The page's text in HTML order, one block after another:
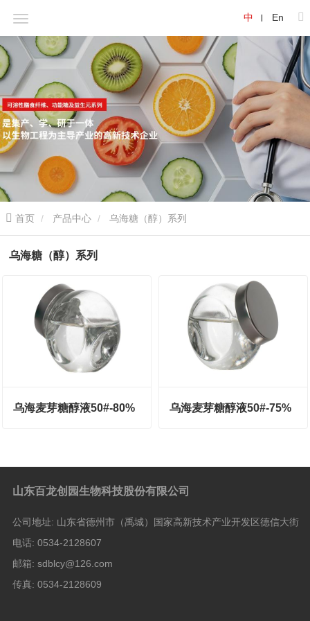
中 En
首页 产品中心 乌海糖（醇）系列
乌海糖（醇）系列
乌海麦芽糖醇液50#-80% 乌海麦芽糖醇液50#-75%
山东百龙创园生物科技股份有限公司
公司地址: 山东省德州市（禹城）国家高新技术产业开发区德信大街
电话: 0534-2128607
邮箱: sdblcy@126.com
传真: 0534-2128609